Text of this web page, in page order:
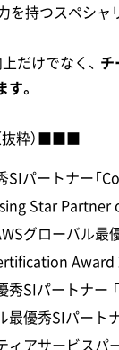
を持つスペシャ
だけでなく、 チ
。
粋）■■■
SIパートナー「
Star Partner
グローバル最
SIパートナー
優秀SIパート
ィアサービスパ